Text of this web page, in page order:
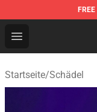
FREE
Open menu
Anime Lamp
Startseite/Schädel